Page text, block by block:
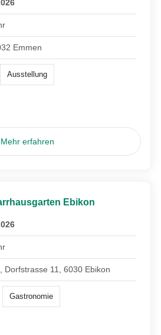
Emmen
Ausstellung
Mehr erfahren
Ebikon
Dorfstrasse 11, 6030 Ebikon
Gastronomie